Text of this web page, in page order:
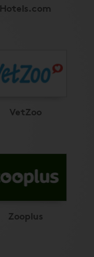
Hotels.com
VetZoo
Zooplus